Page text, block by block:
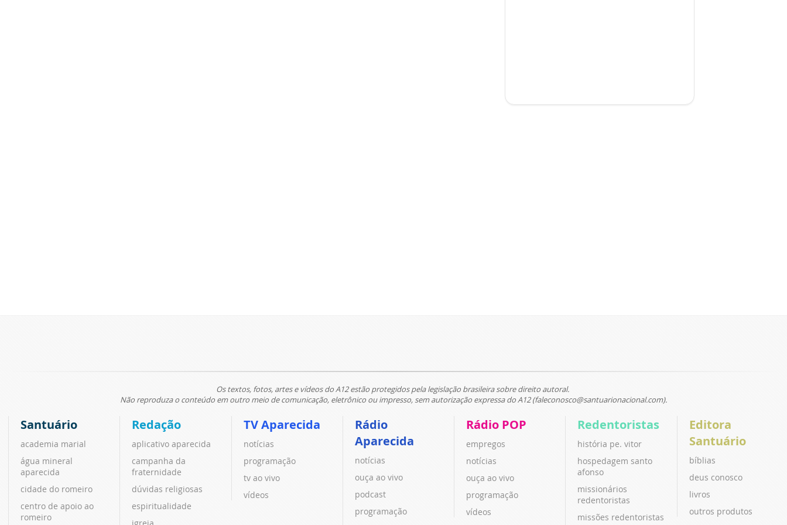
Os textos, fotos, artes e vídeos do A12 estão protegidos pela legislação brasileira sobre direito autoral.
Não reproduza o conteúdo em outro meio de comunicação, eletrônico ou impresso, sem autorização expressa do A12 (faleconosco@santuarionacional.com).
Santuário
academia marial
água mineral
aparecida
cidade do romeiro
centro de apoio ao
romeiro
Redação
aplicativo aparecida
campanha da
fraternidade
dúvidas religiosas
espiritualidade
igreja
TV Aparecida
notícias
programação
tv ao vivo
vídeos
Rádio
Aparecida
notícias
ouça ao vivo
podcast
programação
Rádio POP
empregos
notícias
ouça ao vivo
programação
vídeos
Redentoristas
história pe. vitor
hospedagem santo
afonso
missionários
redentoristas
missões redentoristas
Editora
Santuário
bíblias
deus conosco
livros
outros produtos